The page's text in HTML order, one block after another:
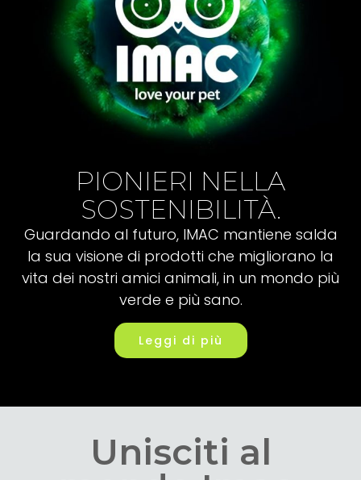
PIONIERI NELLA
SOSTENIBILITÀ.
Guardando al futuro, IMAC mantiene salda
la sua visione di prodotti che migliorano la
vita dei nostri amici animali, in un mondo più
verde e più sano.
Leggi di più
Unisciti al